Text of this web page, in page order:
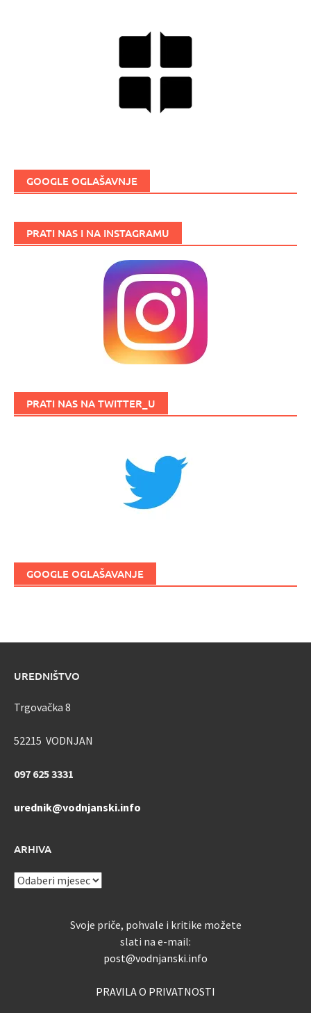
GOOGLE OGLAŠAVNJE
PRATI NAS I NA INSTAGRAMU
PRATI NAS NA TWITTER_U
GOOGLE OGLAŠAVANJE
UREDNIŠTVO
Trgovačka 8
52215 VODNJAN
097 625 3331
urednik@vodnjanski.info
ARHIVA
ARHIVA
Svoje priče, pohvale i kritike možete
slati na e-mail:
post@vodnjanski.info
PRAVILA O PRIVATNOSTI